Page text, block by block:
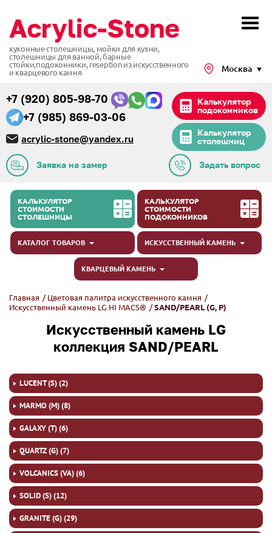
кухонные столешницы, мойки для кухни,
столешницы для ванной, барные
стойки,подоконники, reseption из искусственного
и кварцевого камня
+7 (985) 869-03-06
+7 (920) 805-98-70
acrylic-stone@yandex.ru
Калькулятор
столешниц
Калькулятор
подоконников
Москва
Задать вопрос
Заявка на замер
КАЛЬКУЛЯТОР
СТОИМОСТИ
СТОЛЕШНИЦЫ
КАЛЬКУЛЯТОР
СТОИМОСТИ
ПОДОКОННИКОВ
КАТАЛОГ ТОВАРОВ ИСКУССТВЕННЫЙ КАМЕНЬ
КВАРЦЕВЫЙ КАМЕНЬ
Главная / Цветовая палитра искусственного камня /
Искусственный камень LG HI MACS® /SAND/PEARL (G, P)
Искусственный камень LG
коллекция SAND/PEARL
LUCENT (S) (2)
MARMO (M) (8)
GALAXY (T) (6)
QUARTZ (G) (7)
VOLCANICS (VA) (6)
SOLID (S) (12)
GRANITE (G) (29)